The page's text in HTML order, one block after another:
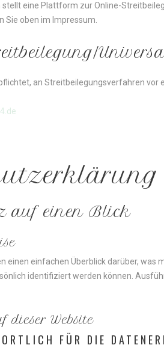
stellt eine Plattform zur Online-
Sie oben im Impressum.
an Streitbeilegungsverfahren vor
auf einen Blick
einen einfachen Überblick darüber,
identifiziert werden können.
dieser Website
FÜR DIE